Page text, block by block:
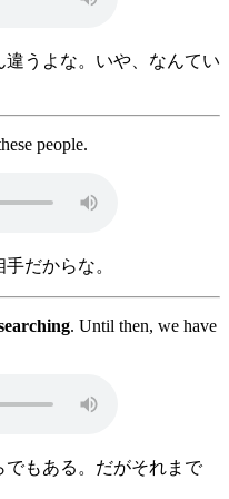
うよな。いや、なんてい
people.
だからな。
. Until then, we have
でもある。だがそれまで